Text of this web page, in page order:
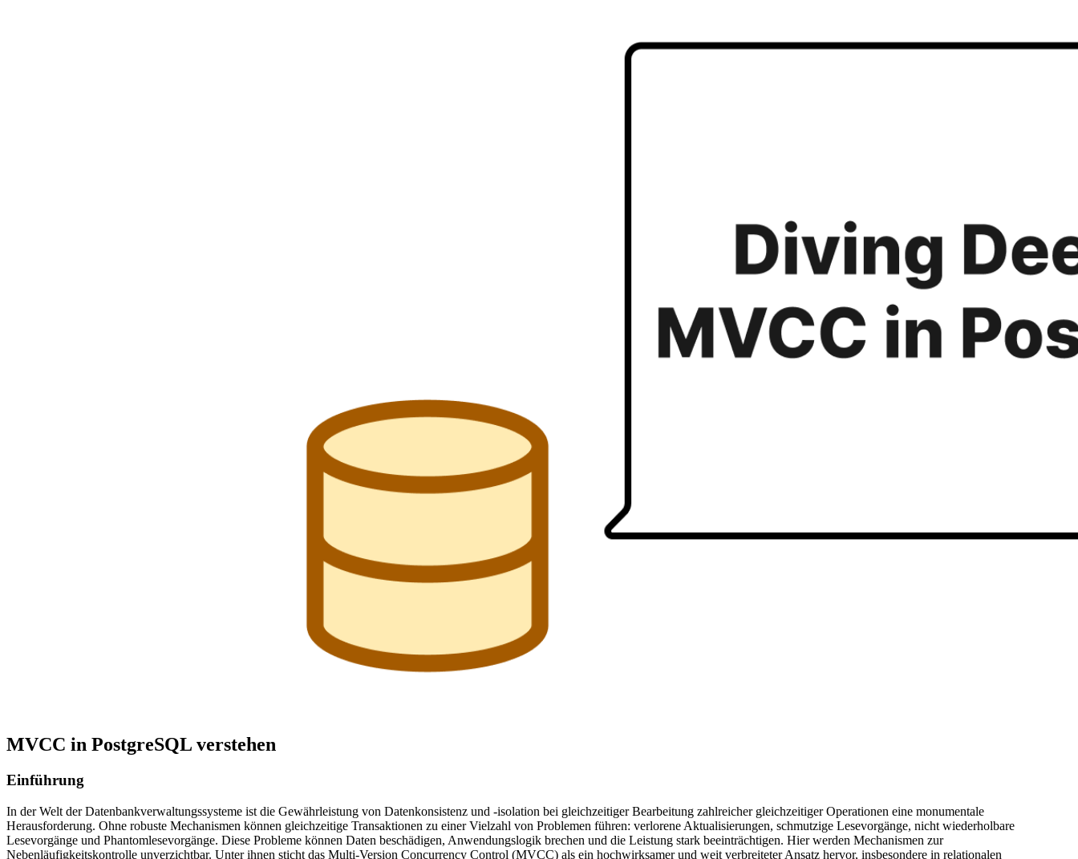
MVCC in PostgreSQL verstehen
Einführung
In der Welt der Datenbankverwaltungssysteme ist die Gewährleistung von Datenkonsistenz und -isolation bei gleichzeitiger Bearbeitung zahlreicher gleichzeitiger Operationen eine monumentale
Herausforderung. Ohne robuste Mechanismen können gleichzeitige Transaktionen zu einer Vielzahl von Problemen führen: verlorene Aktualisierungen, schmutzige Lesevorgänge, nicht wiederholbare
Lesevorgänge und Phantomlesevorgänge. Diese Probleme können Daten beschädigen, Anwendungslogik brechen und die Leistung stark beeinträchtigen. Hier werden Mechanismen zur
Nebenläufigkeitskontrolle unverzichtbar. Unter ihnen sticht das Multi-Version Concurrency Control (MVCC) als ein hochwirksamer und weit verbreiteter Ansatz hervor, insbesondere in relationalen